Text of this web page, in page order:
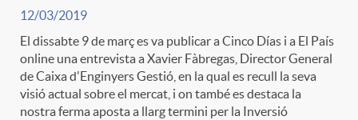
12/03/2019
El dissabte 9 de març es va publicar a Cinco Días i a El País
online una entrevista a Xavier Fàbregas, Director General
de Caixa d'Enginyers Gestió, en la qual es recull la seva
visió actual sobre el mercat, i on també es destaca la
nostra ferma aposta a llarg termini per la Inversió